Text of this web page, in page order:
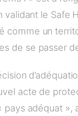
validant le Safe
comme un
de se passer
acte de
adéquat »,